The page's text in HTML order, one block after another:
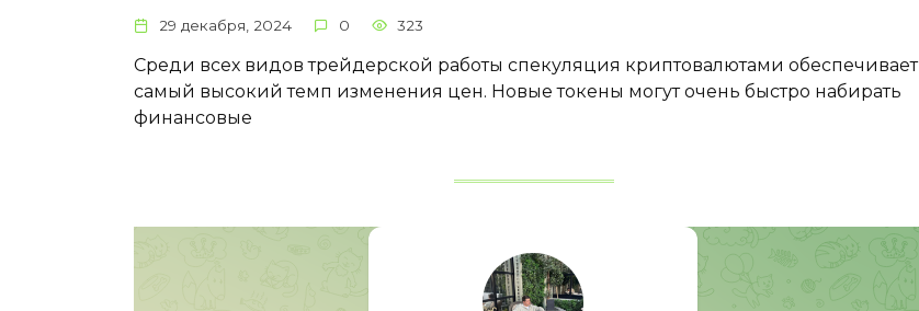
29 декабря, 2024 0 323
Среди всех видов трейдерской работы спекуляция криптовалютами обеспечивает
самый высокий темп изменения цен. Новые токены могут очень быстро набирать
финансовые